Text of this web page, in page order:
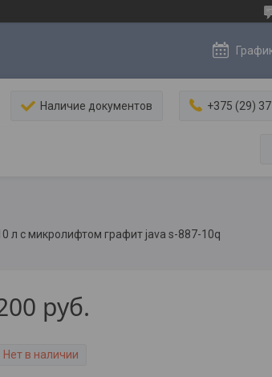
Наличие документов +375 (29)
л с микролифтом графит java s-887-10q
руб.
Нет в наличии